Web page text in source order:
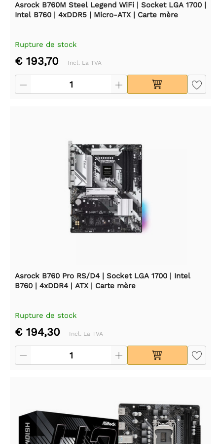
Asrock B760M Steel Legend WiFi | Socket LGA 1700 |
Intel B760 | 4xDDR5 | Micro-ATX | Carte mère
Rupture de stock
€ 193,70 Incl. La TVA
Asrock B760 Pro RS/D4 | Socket LGA 1700 | Intel
B760 | 4xDDR4 | ATX | Carte mère
Rupture de stock
€ 194,30 Incl. La TVA